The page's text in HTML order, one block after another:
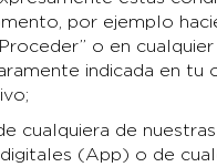
por ejemplo
o en
indicada en tu
cualquiera de nuestras
(App) o de